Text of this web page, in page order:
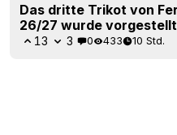
Das dritte Trikot von
26/27 wurde vorgestellt
13 3 0 433 10 Std.